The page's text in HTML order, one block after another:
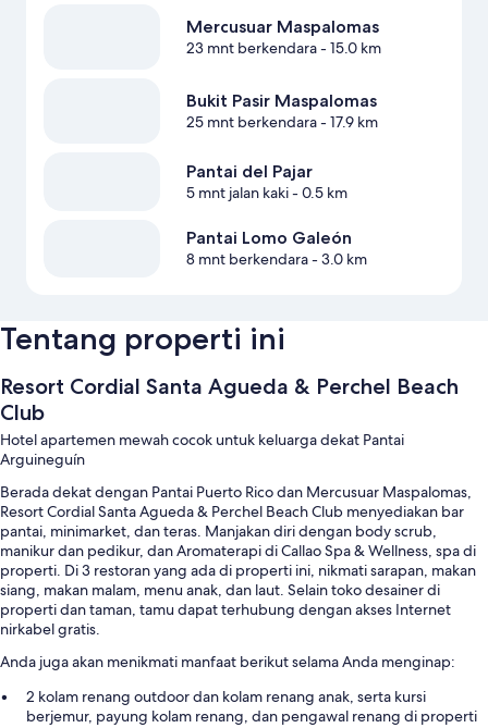
Mercusuar Maspalomas
23 mnt berkendara- 15.0 km
Bukit Pasir Maspalomas
25 mnt berkendara- 17.9 km
Pantai del Pajar
5 mnt jalan kaki- 0.5 km
Pantai Lomo Galeón
8 mnt berkendara- 3.0 km
Tentang properti ini
Resort Cordial Santa Agueda & Perchel Beach
Club
Hotel apartemen mewah cocok untuk keluarga dekat Pantai
Arguineguín
Berada dekat dengan Pantai Puerto Rico dan Mercusuar Maspalomas,
Resort Cordial Santa Agueda & Perchel Beach Club menyediakan bar
pantai, minimarket, dan teras. Manjakan diri dengan body scrub,
manikur dan pedikur, dan Aromaterapi di Callao Spa & Wellness, spa di
properti. Di 3 restoran yang ada di properti ini, nikmati sarapan, makan
siang, makan malam, menu anak, dan laut. Selain toko desainer di
properti dan taman, tamu dapat terhubung dengan akses Internet
nirkabel gratis.
Anda juga akan menikmati manfaat berikut selama Anda menginap:
2 kolam renang outdoor dan kolam renang anak, serta kursi
berjemur, payung kolam renang, dan pengawal renang di properti